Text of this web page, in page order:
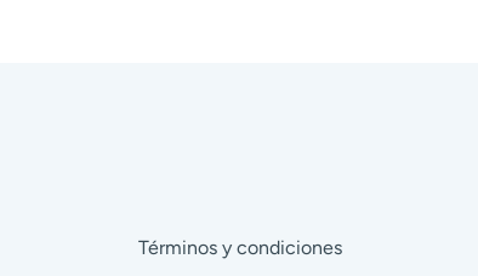
Términos y condiciones